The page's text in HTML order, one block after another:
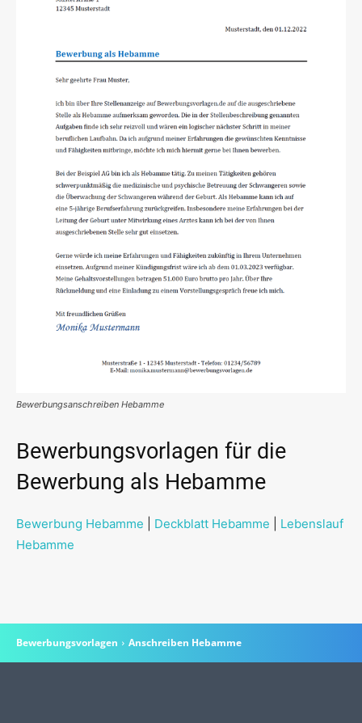
Bewerbungsanschreiben Hebamme
Bewerbungsvorlagen für die
Bewerbung als Hebamme
Bewerbung Hebamme Deckblatt Hebamme
Lebenslauf
Hebamme
Bewerbungsvorlagen Anschreiben Hebamme